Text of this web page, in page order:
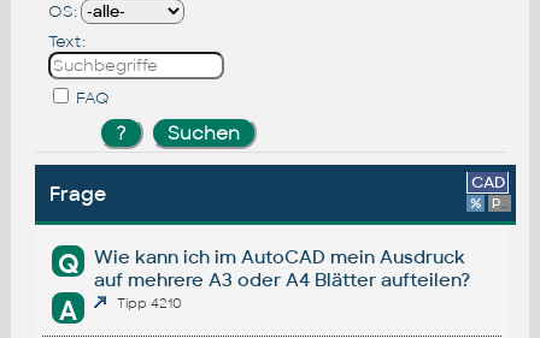
OS:
Text:
FAQ
Frage CAD
% Platform
Q
Wie kann ich im AutoCAD mein Ausdruck
auf mehrere A3 oder A4 Blätter aufteilen?
A Tipp 4210